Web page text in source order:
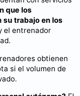
que los
su trabajo en los
el entrenador
obtienen
si el volumen de